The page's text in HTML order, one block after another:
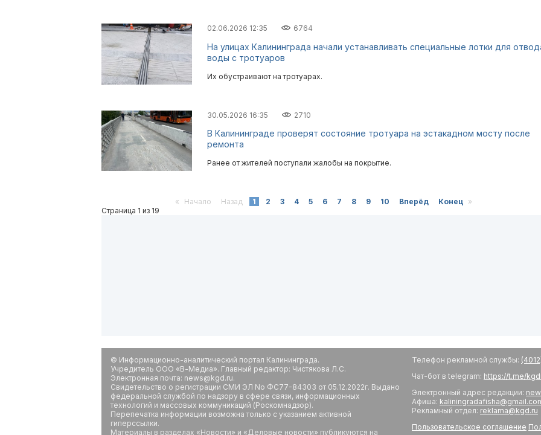
02.06.2026 12:35 6764
На улицах Калининграда начали устанавливать специальные лотки для
воды с тротуаров
Их обустраивают на тротуарах.
30.05.2026 16:35 2710
В Калининграде проверят состояние тротуара на эстакадном мосту после
ремонта
Ранее от жителей поступали жалобы на покрытие.
« Начало Назад 1 2 3 4 5 6 7 8 9 10 Вперёд Конец »
Страница 1 из 19
© Информационно-аналитический портал Калининграда.
Учредитель ООО «В-Медиа». Главный редактор: Чистякова Л.С.
Электронная почта: news@kgd.ru.
Свидетельство о регистрации СМИ ЭЛ No ФС77-84303 от 05.12.2022г. Выдано
федеральной службой по надзору в сфере связи, информационных
технологий и массовых коммуникаций (Роскомнадзор).
Перепечатка информации возможна только с указанием активной
гиперссылки.
Материалы в разделах «Новости» и «Деловые новости» публикуются на
Телефон рекламной службы:
Чат-бот в telegram: https://t.me/
Электронный адрес редакции:
Афиша:
Рекламный отдел: reklama@kgd.ru
Пользовательское соглашение